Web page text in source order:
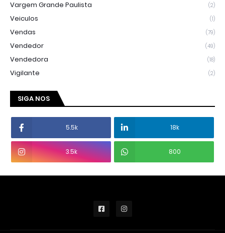
Vargem Grande Paulista (2)
Veiculos (1)
Vendas (79)
Vendedor (49)
Vendedora (18)
Vigilante (2)
SIGA NOS
5.5k 18k
3.5k 800